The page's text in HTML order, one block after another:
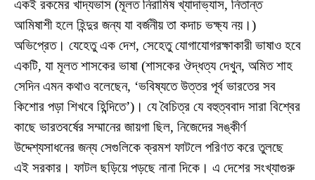
একই রকমের খাদ্যভাস (মূলত নিরামিষ খ্যাদাভ্যাস, নিতান্ত
আমিষাশী হলে হিন্দুর জন্য যা বর্জনীয় তা কদাচ ভক্ষ্য নয়।)
অভিপ্রেত। যেহেতু এক দেশ, সেহেতু যোগাযোগরক্ষাকারী ভাষাও হবে
একটি, যা মূলত শাসকের ভাষা (শাসকের ঔদ্ধত্য দেখুন, অমিত শাহ
সেদিন এমন কথাও বলেছেন, ‘ভবিষ্যতে উত্তর পূর্ব ভারতের সব
কিশোর পড়া শিখবে হিন্দিতে’)। যে বৈচিত্র যে বহুত্ববাদ সারা বিশ্বের
কাছে ভারতবর্ষের সম্মানের জায়গা ছিল, নিজেদের সঙ্কীর্ণ
উদ্দেশ্যসাধনের জন্য সেগুলিকে ক্রমশ ফাটলে পরিণত করে তুলছে
এই সরকার। ফাটল ছড়িয়ে পড়ছে নানা দিকে। এ দেশের সংখ্যাগুরু